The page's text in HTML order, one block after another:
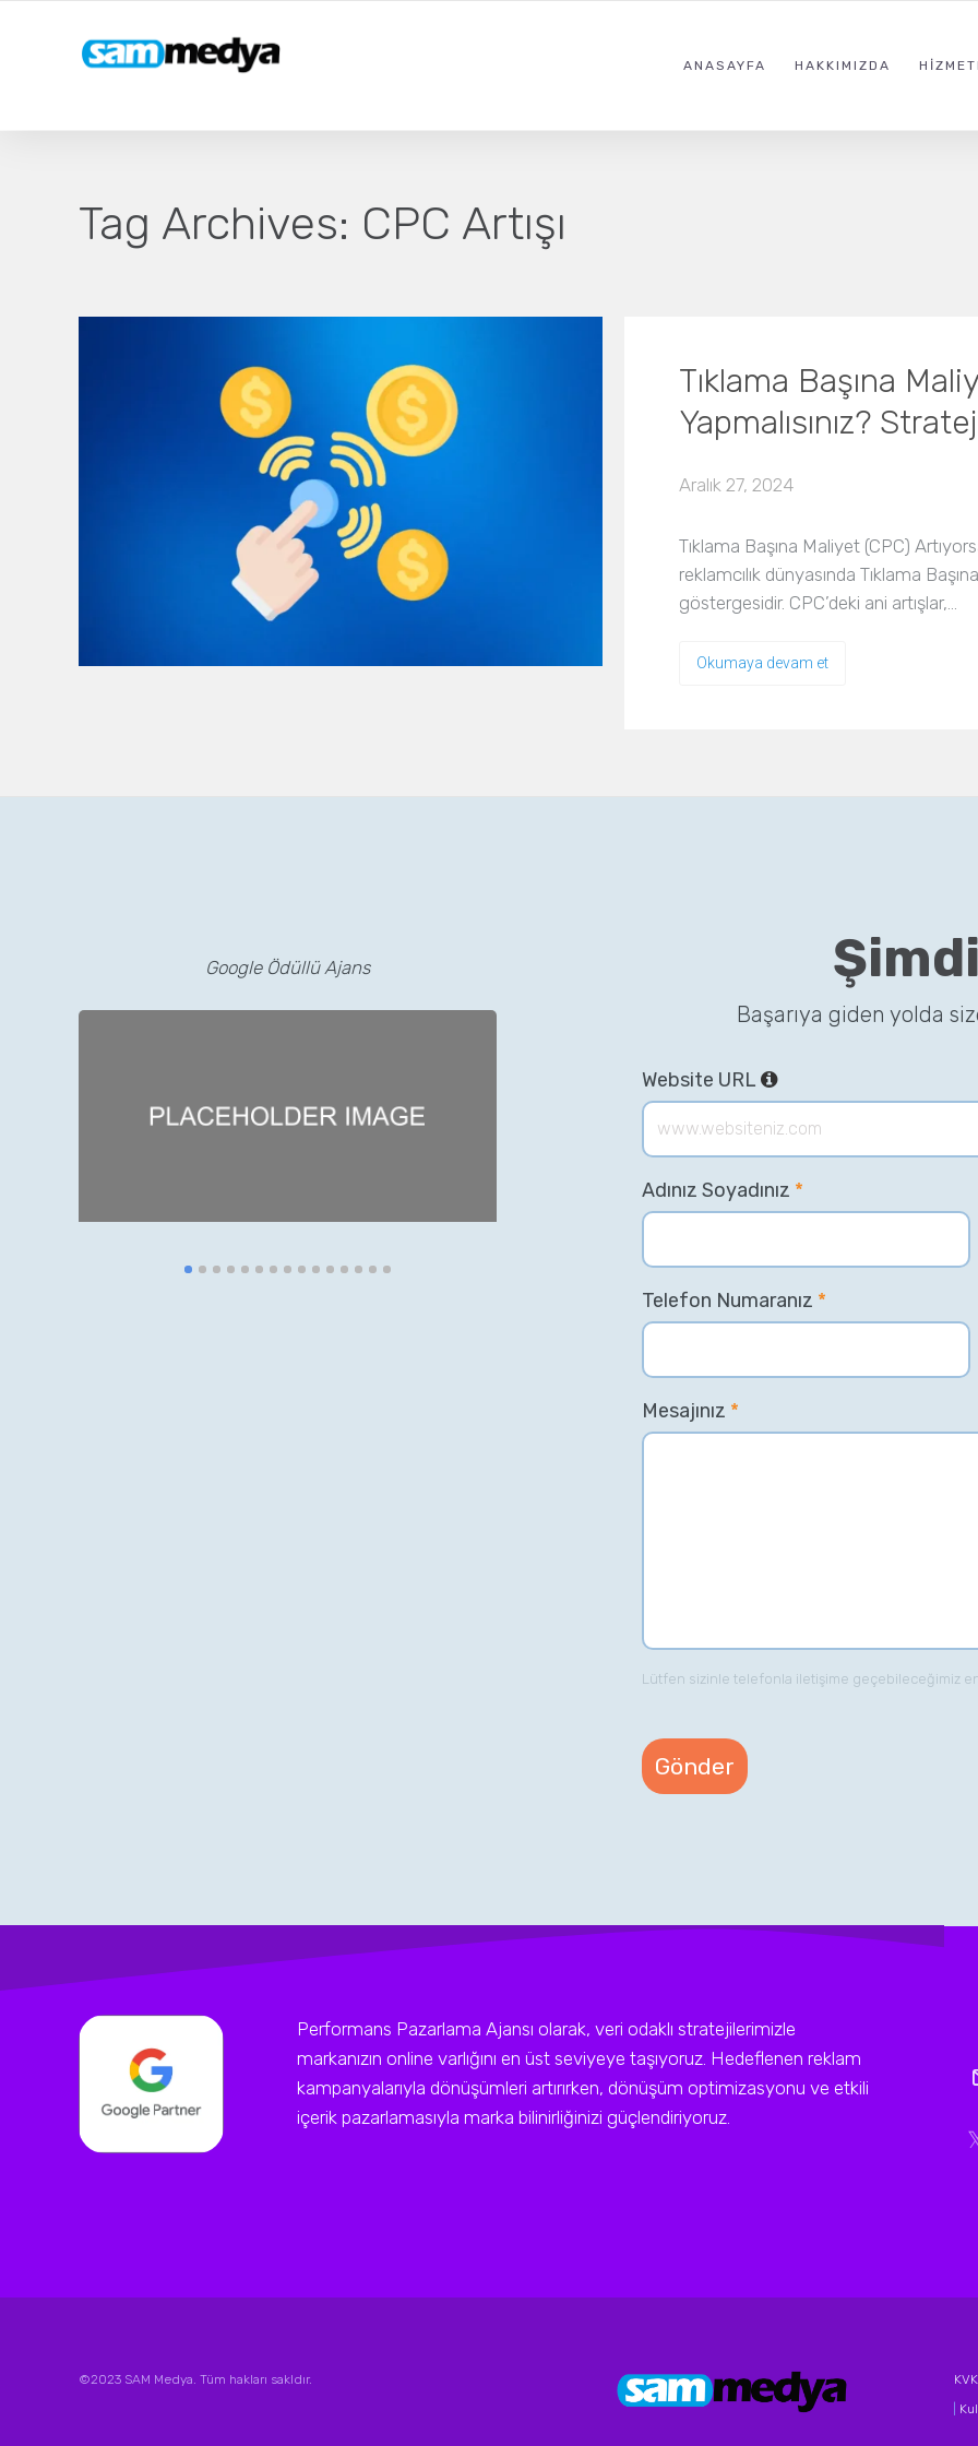
ANASAYFA HAKKIMIZDA
Tag Archives: CPC Artışı
Tıklama Başına
Yapmalısınız?
Aralık 27, 2024
Tıklama Başına Maliyet (CPC)
reklamcılık dünyasında Tıklama
göstergesidir. CPC’deki ani artışlar,…
Okumaya devam et
Google Ödüllü Ajans
Başarıya giden yolda
Website URL
Adınız Soyadınız *
Telefon Numaranız *
Mesajınız *
Lütfen sizinle telefonla iletişime geçebileceğimiz
Performans Pazarlama Ajansı olarak, veri odaklı stratejilerimizle
markanızın online varlığını en üst seviyeye taşıyoruz. Hedeflenen reklam
kampanyalarıyla dönüşümleri artırırken, dönüşüm optimizasyonu ve etkili
içerik pazarlamasıyla marka bilinirliğinizi güçlendiriyoruz.
©2023 SAM Medya. Tüm hakları sakldır.